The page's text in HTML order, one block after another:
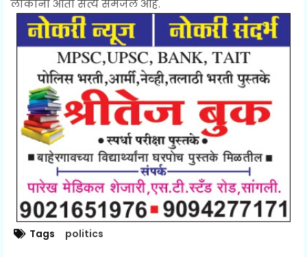
लोकांना आता सत्य समजले आहे.
Tags politics